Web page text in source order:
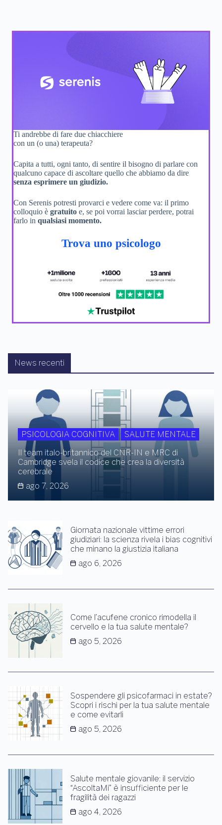
Ti andrebbe di fare due chiacchiere
con un (o una) terapeuta?
Capita a tutti, ogni tanto, di sentire il bisogno di parlare con
qualcuno capace di ascoltare quello che abbiamo da dire
senza esprimere un giudizio.
Con Serenis potresti provarci e vedere come va: il primo
colloquio è gratuito e, se poi vorrai lasciar perdere, potrai
farlo in qualsiasi momento.
Trova uno psicologo
News recenti
PSICOLOGIA COGNITIVA
SALUTE MENTALE
Il team italo-britannico del CNR-IN e MRC di
Cambridge svela il codice che crea la diversità
cerebrale
ago 7, 2026
Giornata nazionale vittime errori
giudiziari: la scienza rivela i bias cognitivi
che minano la giustizia italiana
ago 6, 2026
Come l’acufene cronico rimodella il
cervello e la tua salute mentale?
ago 5, 2026
Sospendere gli psicofarmaci in estate?
Scopri i rischi per la tua salute mentale
e come evitarli
ago 5, 2026
Salute mentale giovanile: il servizio
“AscoltaMi” è insufficiente per le
fragilità dei ragazzi
ago 4, 2026